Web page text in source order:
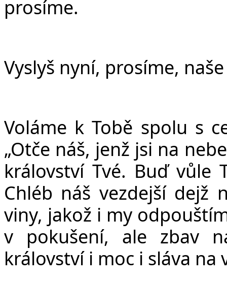
prosíme.
Vyslyš nyní, prosíme,
Voláme k Tobě spolu s
„Otče náš, jenž jsi na
království Tvé. Buďvůle
Chléb náš vezdejší dejž
viny, jakož i my odpouš
v pokušení, ale zbav
království i moc i sláva na